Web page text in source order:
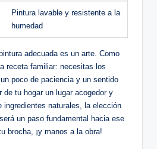
Pintura lavable y resistente a la
humedad
adecuada es un arte. Como
receta familiar: necesitas los
poco de paciencia y un sentido
tu hogar un lugar acogedor y
ingredientes naturales, la elección
un paso fundamental hacia ese
brocha, ¡y manos a la obra!